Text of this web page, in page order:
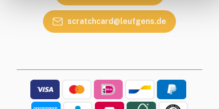
scratchcard@leufgens.de